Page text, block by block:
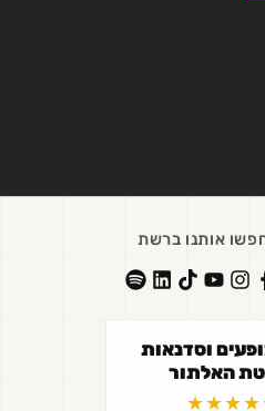
אותנו ברשת
וסדנאות
האלתור